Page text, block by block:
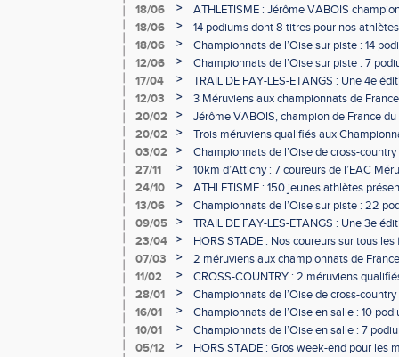
18/06 >
ATHLETISME : Jérôme VABOIS
18/06
>
14 podiums dont 8 titres pour nos
18/06
>
Championnats de l’Oise sur piste : 14
12/06
>
Championnats de l’Oise sur piste : 7
17/04
>
TRAIL DE FAY-LES-ETANGS : Une 4e
participants !
12/03 >
3 Méruviens aux championnats de
20/02
>
Jérôme VABOIS, champion de France
20/02
>
Trois méruviens qualifiés aux
country !
03/02 >
Championnats de l’Oise de cross-
les méruviens !
27/11 >
10km d’Attichy : 7 coureurs de l’EAC
de France !
24/10 >
ATHLETISME : 150 jeunes athlètes
13/06
>
Championnats de l’Oise sur piste : 22
09/05
>
TRAIL DE FAY-LES-ETANGS : Une 3e
23/04
>
HORS STADE : Nos coureurs sur tous les
07/03
>
2 méruviens aux championnats de
11/02
>
CROSS-COUNTRY : 2 méruviens
France !
28/01 >
Championnats de l’Oise de cross-
l’EAC Méru !
16/01 >
Championnats de l’Oise en salle : 10
10/01
>
Championnats de l’Oise en salle : 7
05/12
> HORS STADE : Gros week-end pour les